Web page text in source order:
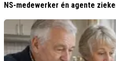
NS-medewerker én agente